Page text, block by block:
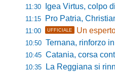
11:30 Igea Virtus, colpo di
11:15 Pro Patria, Christian
11:00 UFFICIALE Un
10:50 Ternana, rinforzo in
10:45 Catania, corsa contro il tempo
10:35 La Reggiana si